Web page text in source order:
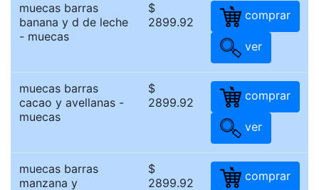
muecas barras
banana y d de leche
- muecas
$
2899.92
comprar
ver
muecas barras
cacao y avellanas -
muecas
$
2899.92
comprar
ver
muecas barras
manzana y
$
2899.92
comprar